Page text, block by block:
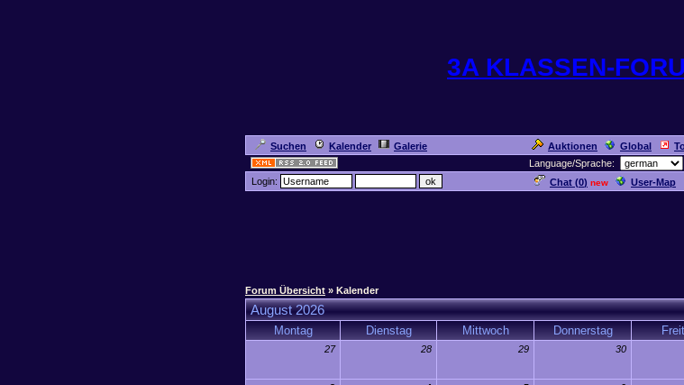
3A KLASSEN-
Suchen Kalender Galerie Auktionen Global
Language/Sprache:
Login:
Chat (0) new User-Map
Forum Übersicht » Kalender
August 2026
Montag Dienstag Mittwoch Donnerstag
27 28 29 30